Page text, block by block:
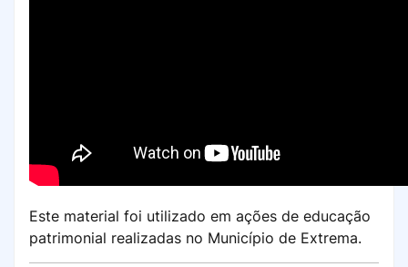
Este material foi utilizado em ações de educação
patrimonial realizadas no Município de Extrema.